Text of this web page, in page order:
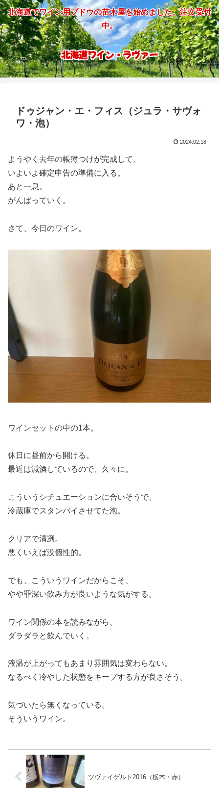
北海道でワイン用ブドウの苗木屋を始めました。注文受付
中。
北海道ワイン・ラヴァー
ドゥジャン・エ・フィス（ジュラ・サヴォ
ワ・泡）
2024.02.18
ようやく去年の帳簿つけが完成して、
いよいよ確定申告の準備に入る。
あと一息。
がんばっていく。
さて、今日のワイン。
ワインセットの中の1本。
休日に昼前から開ける。
最近は減酒しているので、久々に。
こういうシチュエーションに合いそうで、
冷蔵庫でスタンバイさせてた泡。
クリアで清冽。
悪くいえば没個性的。
でも、こういうワインだからこそ、
やや罪深い飲み方が良いような気がする。
ワイン関係の本を読みながら、
ダラダラと飲んでいく。
液温が上がってもあまり雰囲気は変わらない。
なるべく冷やした状態をキープする方が良さそう。
気づいたら無くなっている。
そういうワイン。
ツヴァイゲルト2016（栃木・赤）